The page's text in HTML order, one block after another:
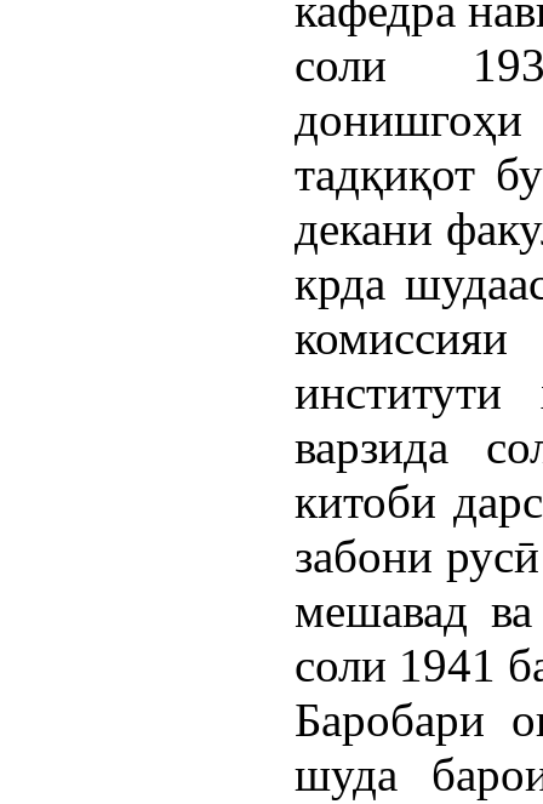
соли
тадқиқот
декани
крда
варзида
китоби
забони
мешавад
соли 1941
Баробари
шуда